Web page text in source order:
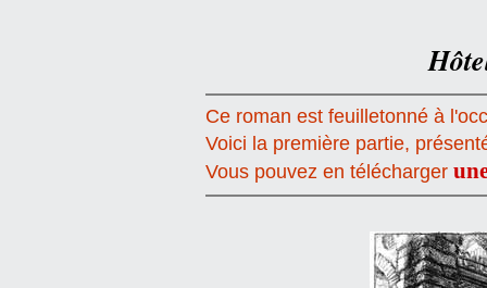
Ce roman est feuilletonné à
Voici la première partie,
Vous pouvez en télécharger